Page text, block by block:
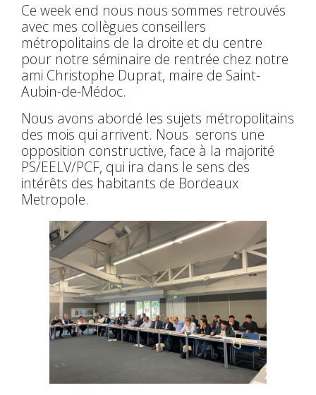
Ce week end nous nous sommes retrouvés
avec mes collègues conseillers
métropolitains de la droite et du centre
pour notre séminaire de rentrée chez notre
ami Christophe Duprat, maire de Saint-
Aubin-de-Médoc.
Nous avons abordé les sujets métropolitains
des mois qui arrivent. Nous serons une
opposition constructive, face à la majorité
PS/EELV/PCF, qui ira dans le sens des
intérêts des habitants de Bordeaux
Metropole.